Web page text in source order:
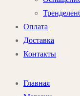
Оплата
Доставка
Контакты
Главная